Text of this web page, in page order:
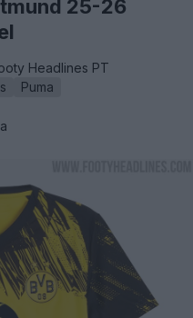
25-26
Headlines PT
Puma